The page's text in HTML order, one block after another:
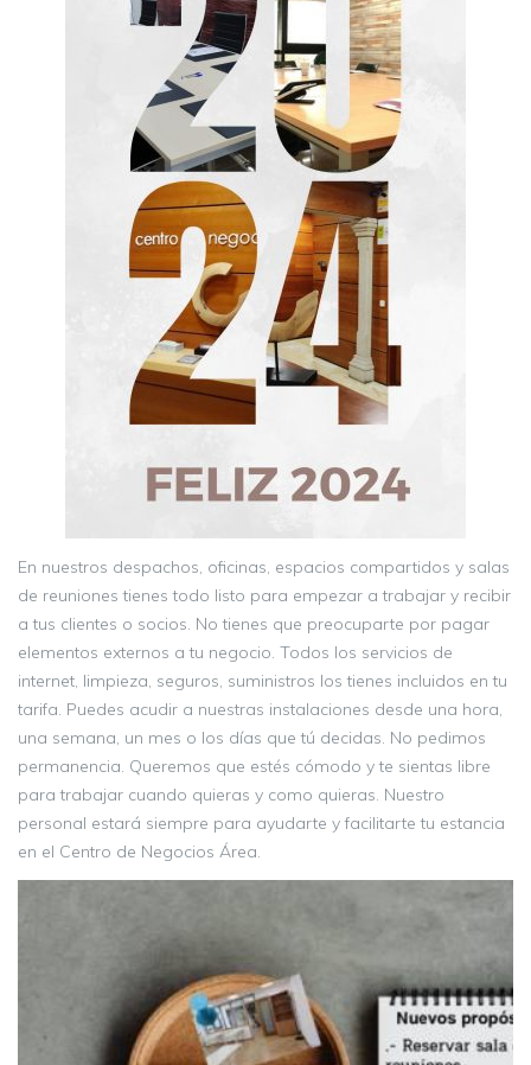
En nuestros despachos, oficinas, espacios compartidos y salas
de reuniones tienes todo listo para empezar a trabajar y recibir
a tus clientes o socios. No tienes que preocuparte por pagar
elementos externos a tu negocio. Todos los servicios de
internet, limpieza, seguros, suministros los tienes incluidos en tu
tarifa. Puedes acudir a nuestras instalaciones desde una hora,
una semana, un mes o los días que tú decidas. No pedimos
permanencia. Queremos que estés cómodo y te sientas libre
para trabajar cuando quieras y como quieras. Nuestro
personal estará siempre para ayudarte y facilitarte tu estancia
en el Centro de Negocios Área.